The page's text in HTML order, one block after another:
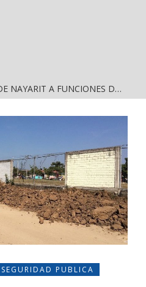
INVITA EL CORAZÓN DE NAYARIT A FUNCIONES DE CINE GRATUITAS EN LA CONCHA ACÚSTICA
SEGURIDAD PUBLICA